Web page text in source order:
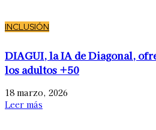
INCLUSIÓN
DIAGUI, la IA de Diagonal,
los adultos +50
18 marzo, 2026
Leer más